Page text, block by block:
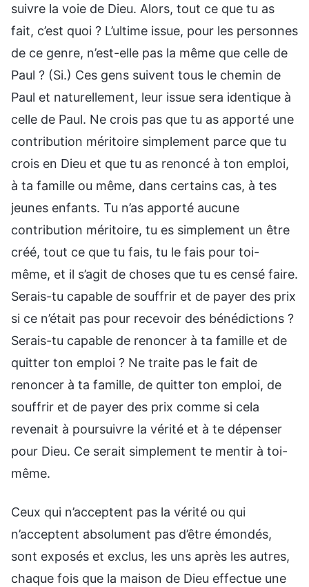
suivre la voie de Dieu. Alors, tout ce que tu as
fait, c’est quoi ? L’ultime issue, pour les personnes
de ce genre, n’est-elle pas la même que celle de
Paul ? (Si.) Ces gens suivent tous le chemin de
Paul et naturellement, leur issue sera identique à
celle de Paul. Ne crois pas que tu as apporté une
contribution méritoire simplement parce que tu
crois en Dieu et que tu as renoncé à ton emploi,
à ta famille ou même, dans certains cas, à tes
jeunes enfants. Tu n’as apporté aucune
contribution méritoire, tu es simplement un être
créé, tout ce que tu fais, tu le fais pour toi-
même, et il s’agit de choses que tu es censé faire.
Serais-tu capable de souffrir et de payer des prix
si ce n’était pas pour recevoir des bénédictions ?
Serais-tu capable de renoncer à ta famille et de
quitter ton emploi ? Ne traite pas le fait de
renoncer à ta famille, de quitter ton emploi, de
souffrir et de payer des prix comme si cela
revenait à poursuivre la vérité et à te dépenser
pour Dieu. Ce serait simplement te mentir à toi-
même.
Ceux qui n’acceptent pas la vérité ou qui
n’acceptent absolument pas d’être émondés,
sont exposés et exclus, les uns après les autres,
chaque fois que la maison de Dieu effectue une